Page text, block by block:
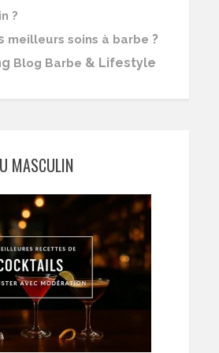
?
meilleurs soins à barbe ?
Blog Barbe & Lifestyle
MASCULIN